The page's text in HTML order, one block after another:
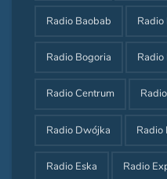
Radio Baobab Radio
Radio Bogoria Radio
Radio Centrum
Radio Dwójka Radio
Radio Eska Radio